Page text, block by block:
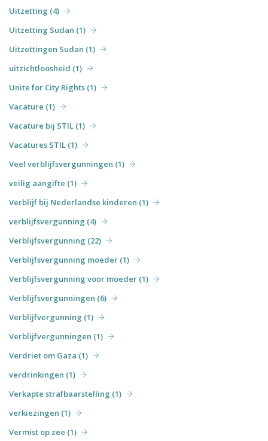
Uitzetting (4)
Uitzetting Sudan (1)
Uitzettingen Sudan (1)
uitzichtloosheid (1)
Unite for City Rights (1)
Vacature (1)
Vacature bij STIL (1)
Vacatures STIL (1)
Veel verblijfsvergunningen (1)
veilig aangifte (1)
Verblijf bij Nederlandse kinderen (1)
verblijfsvergunning (4)
Verblijfsvergunning (22)
Verblijfsvergunning moeder (1)
Verblijfsvergunning voor moeder (1)
Verblijfsvergunningen (6)
Verblijfvergunning (1)
Verblijfvergunningen (1)
Verdriet om Gaza (1)
verdrinkingen (1)
Verkapte strafbaarstelling (1)
verkiezingen (1)
Vermist op zee (1)